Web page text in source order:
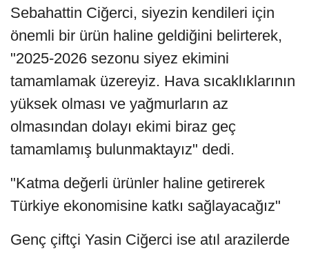
Sebahattin Ciğerci, siyezin kendileri için
önemli bir ürün haline geldiğini belirterek,
"2025-2026 sezonu siyez ekimini
tamamlamak üzereyiz. Hava sıcaklıklarının
yüksek olması ve yağmurların az
olmasından dolayı ekimi biraz geç
tamamlamış bulunmaktayız" dedi.
"Katma değerli ürünler haline getirerek
Türkiye ekonomisine katkı sağlayacağız"
Genç çiftçi Yasin Ciğerci ise atıl arazilerde